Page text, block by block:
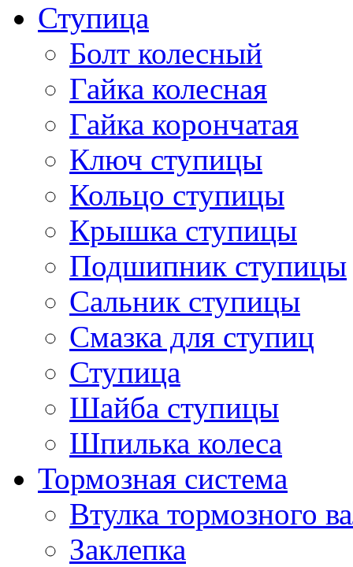
Ступица
Болт колесный
Гайка колесная
Гайка корончатая
Ключ ступицы
Кольцо ступицы
Крышка ступицы
Подшипник ступицы
Сальник ступицы
Смазка для ступиц
Ступица
Шайба ступицы
Шпилька колеса
Тормозная система
Втулка тормозного
Заклепка